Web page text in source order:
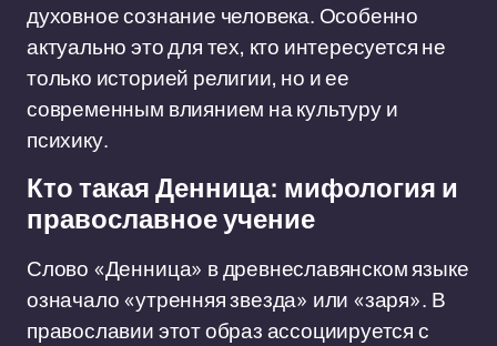
духовное сознание человека. Особенно
актуально это для тех, кто интересуется не
только историей религии, но и ее
современным влиянием на культуру и
психику.
Кто такая Денница: мифология и
православное учение
Слово «Денница» в древнеславянском языке
означало «утренняя звезда» или «заря». В
православии этот образ ассоциируется с